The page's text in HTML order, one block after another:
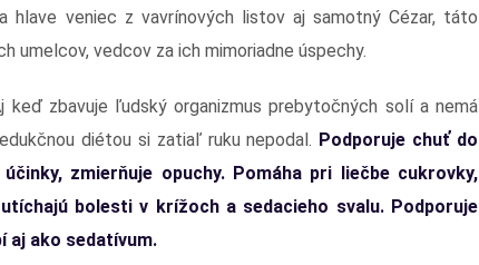
hlave veniec z vavrínových listov aj samotný Cézar, táto
umelcov, vedcov za ich mimoriadne úspechy.
zbavuje ľudský organizmus prebytočných solí a nemá
diétou si zatiaľ ruku nepodal. Podporuje chuť do
zmierňuje opuchy. Pomáha pri liečbe cukrovky,
bolesti v krížoch a sedacieho svalu. Podporuje
aj ako sedatívum.